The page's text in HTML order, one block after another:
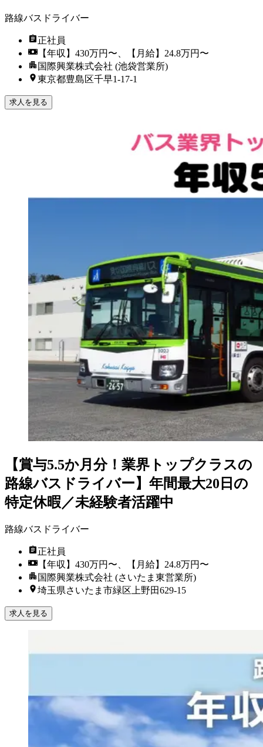
路線バスドライバー
正社員
【年収】430万円〜、【月給】24.8万円〜
国際興業株式会社 (池袋営業所)
東京都豊島区千早1-17-1
求人を見る
【賞与5.5か月分！業界トップクラスの
路線バスドライバー】年間最大20日の
特定休暇／未経験者活躍中
路線バスドライバー
正社員
【年収】430万円〜、【月給】24.8万円〜
国際興業株式会社 (さいたま東営業所)
埼玉県さいたま市緑区上野田629-15
求人を見る